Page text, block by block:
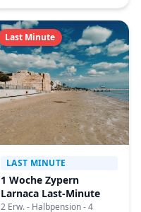
Last Minute
LAST MINUTE
1 Woche Zypern
Larnaca Last-Minute
2 Erw. - Halbpension - 4